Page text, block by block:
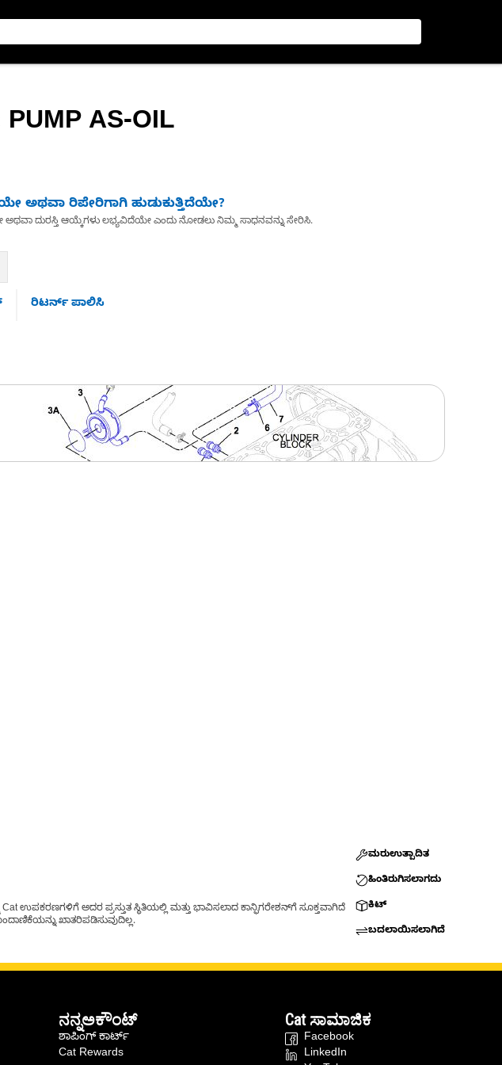
PUMP AS-OIL
ಅಥವಾ ರಿಪೇರಿಗಾಗಿ ಹುಡುಕುತ್ತಿದೆಯೇ?
ಅಥವಾ ದುರಸ್ತಿ ಆಯ್ಕೆಗಳು ಲಭ್ಯವಿದೆಯೇ ಎಂದು ನೋಡಲು ನಿಮ್ಮ ಸಾಧನವನ್ನು ಸೇರಿಸಿ.
ರಿಟರ್ನ್ ಪಾಲಿಸಿ
ಉಪಕರಣಗಳಿಗೆ ಅದರ ಪ್ರಸ್ತುತ ಸ್ಥಿತಿಯಲ್ಲಿ ಮತ್ತು ಭಾವಿಸಲಾದ ಕಾನ್ಫಿಗರೇಶನ್‌ಗೆ ಸೂಕ್ತವಾಗಿದೆ
ಖಾತರಿಪಡಿಸುವುದಿಲ್ಲ.
ಮರುಉತ್ಪಾದಿತ
ಹಿಂತಿರುಗಿಸಲಾಗದು
ಕಿಟ್
ಬದಲಾಯಿಸಲಾಗಿದೆ
ನನ್ನಅಕೌಂಟ್
ಶಾಪಿಂಗ್ ಕಾರ್ಟ್
Cat Rewards
Cat ಸಾಮಾಜಿಕ
Facebook
LinkedIn